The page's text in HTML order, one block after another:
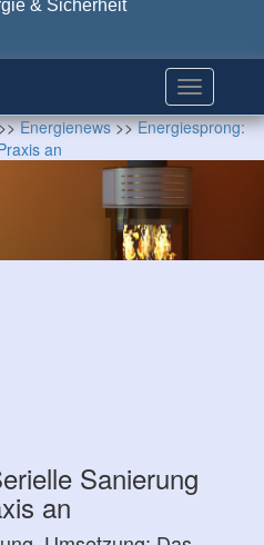
& Sicherheit
Energienews>>Energiesprong:
an
Sanierung
an